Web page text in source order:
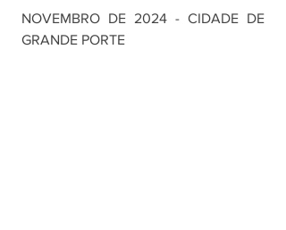
NOVEMBRO DE 2024 - CIDADE DE
GRANDE PORTE